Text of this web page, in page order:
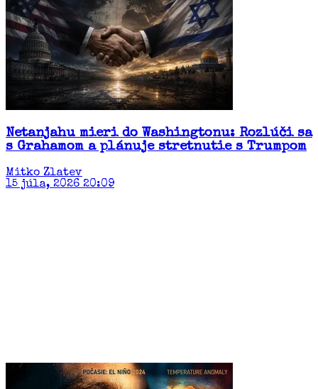
Netanjahu mieri do Washingtonu: Rozlúči sa
s Grahamom a plánuje stretnutie s Trumpom
Mitko Zlatev
15 júla, 2026 20:09